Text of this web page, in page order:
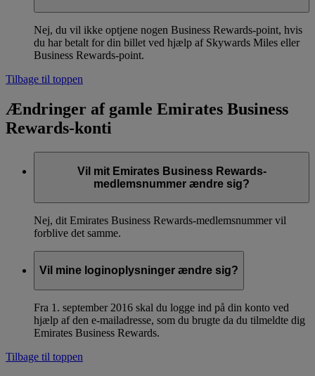
Nej, du vil ikke optjene nogen Business Rewards-point, hvis
du har betalt for din billet ved hjælp af Skywards Miles eller
Business Rewards-point.
Tilbage til toppen
Ændringer af gamle Emirates Business
Rewards-konti
Vil mit Emirates Business Rewards-
medlemsnummer ændre sig?
Nej, dit Emirates Business Rewards-medlemsnummer vil
forblive det samme.
Vil mine loginoplysninger ændre sig?
Fra 1. september 2016 skal du logge ind på din konto ved
hjælp af den e-mailadresse, som du brugte da du tilmeldte dig
Emirates Business Rewards.
Tilbage til toppen